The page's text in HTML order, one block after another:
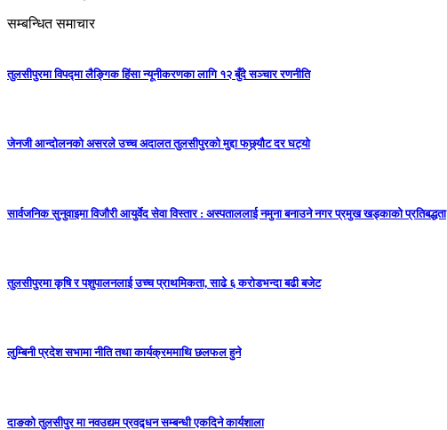
सम्बन्धित समाचार
तुलसीपुरमा विपद्मा लैङ्गिक हिंसा न्यूनीकरणका लागि १२ बुँदे सञ्चार रणनीति
जेनजी आन्दोलनको असरले उच्च अदालत तुलसीपुरको मुद्दा फछ्र्यौट दर घट्यो
सार्वजनिक सुनुवाइमा विजाैरी आयुर्वेद सेवा विस्तार : अस्पताललाई नमुना बनाउने नगर प्रमुख खड्काकाे प्रतिबद्धता
तुलसीपुरमा कृषि र पशुपालनलाई उच्च प्राथमिकता, साढे ६ करोडभन्दा बढी बजेट
लुम्बिनी प्रदेश सभामा नीति तथा कार्यक्रममाथि छलफल हुने
दाङको तुलसीपुर मा नवउद्यम प्रवद्र्धन सम्बन्धी एकदिने कार्यशाला